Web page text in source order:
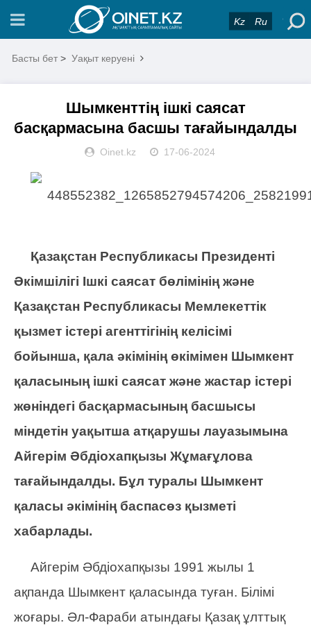
Kz Ru
Басты бет > Уақыт керуені
Шымкенттің ішкі саясат
басқармасына басшы тағайындалды
Oinet.kz 17-06-2024
Қазақстан Республикасы Президенті
Әкімшілігі Ішкі саясат бөлімінің және
Қазақстан Республикасы Мемлекеттік
қызмет істері агенттігінің келісімі
бойынша, қала әкімінің өкімімен Шымкент
қаласының ішкі саясат және жастар істері
жөніндегі басқармасының басшысы
міндетін уақытша атқарушы лауазымына
Айгерім Әбдіохапқызы Жұмағұлова
тағайындалды. Бұл туралы Шымкент
қаласы әкімінің баспасөз қызметі
хабарлады.
Айгерім Әбдіохапқызы 1991 жылы 1
ақпанда Шымкент қаласында туған. Білімі
жоғары. Әл-Фараби атындағы Қазақ ұлттық